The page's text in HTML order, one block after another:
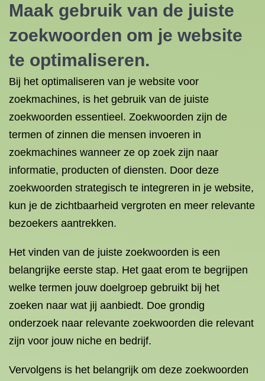
Maak gebruik van de juiste
zoekwoorden om je website
te optimaliseren.
Bij het optimaliseren van je website voor
zoekmachines, is het gebruik van de juiste
zoekwoorden essentieel. Zoekwoorden zijn de
termen of zinnen die mensen invoeren in
zoekmachines wanneer ze op zoek zijn naar
informatie, producten of diensten. Door deze
zoekwoorden strategisch te integreren in je website,
kun je de zichtbaarheid vergroten en meer relevante
bezoekers aantrekken.
Het vinden van de juiste zoekwoorden is een
belangrijke eerste stap. Het gaat erom te begrijpen
welke termen jouw doelgroep gebruikt bij het
zoeken naar wat jij aanbiedt. Doe grondig
onderzoek naar relevante zoekwoorden die relevant
zijn voor jouw niche en bedrijf.
Vervolgens is het belangrijk om deze zoekwoorden